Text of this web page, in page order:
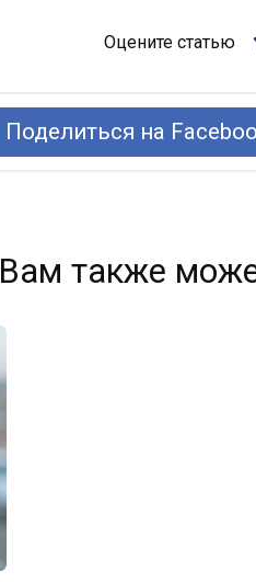
Оцените статью
Поделиться на
Вам также